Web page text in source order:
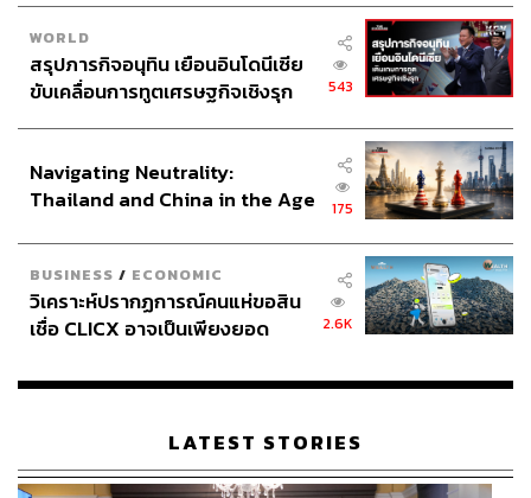
https://www.aljazeera.com/news/2026/5/18/iran-plan
s-to-offer-insurance-for-hormuz-transit-will-it-work
https://energynewsbeat.co/crude-oil/iran-launches-bit
coin-backed-hormuz-safe-shipping-insurance-for-the
-strait-of-hormuz/
TAGS: อ่าวเปอร์เซีย Key Messages
คริปโตเคอร์เรนซี
ช่องแคบฮอร์มุซ (Strait of Hormuz)
USA
Bitcoin
China
Iran Cryptocurrency UNCLOS
WORLD
สรุปภารกิจอนุทิน เยือนอินโดนีเซีย
ขับเคลื่อนการทูตเศรษฐกิจเชิงรุก
543
Navigating Neutrality:
Thailand and China in the Age
175
BUSINESS / ECONOMIC
วิเคราะห์ปรากฏการณ์คนแห่ขอสิน
เชื่อ CLICX อาจเป็นเพียงยอด
เรือนไทยที่ถูกซุกไว้
2.6K
LATEST STORIES